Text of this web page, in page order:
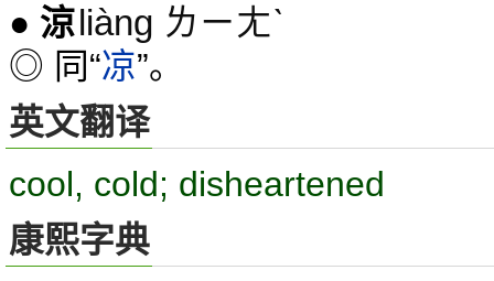
● 涼liàng ㄌㄧㄤˋ
◎ 同“凉”。
英文翻译
cool, cold; disheartened
康熙字典